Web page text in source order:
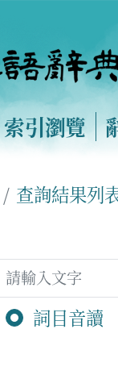
索引瀏覽
查詢結果列
詞目音讀